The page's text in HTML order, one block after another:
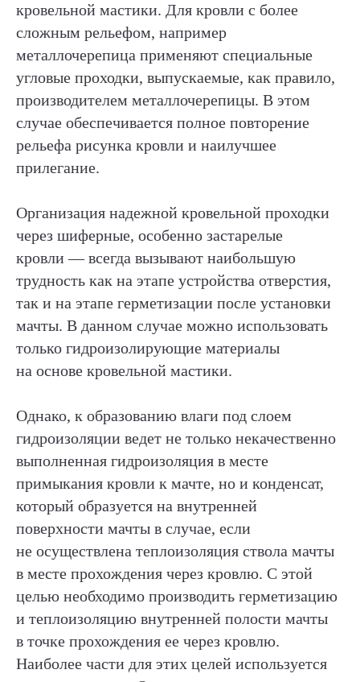
кровельной мастики. Для кровли с более
сложным рельефом, например
металлочерепица применяют специальные
угловые проходки, выпускаемые, как правило,
производителем металлочерепицы. В этом
случае обеспечивается полное повторение
рельефа рисунка кровли и наилучшее
прилегание.
Организация надежной кровельной проходки
через шиферные, особенно застарелые
кровли — всегда вызывают наибольшую
трудность как на этапе устройства отверстия,
так и на этапе герметизации после установки
мачты. В данном случае можно использовать
только гидроизолирующие материалы
на основе кровельной мастики.
Однако, к образованию влаги под слоем
гидроизоляции ведет не только некачественно
выполненная гидроизоляция в месте
примыкания кровли к мачте, но и конденсат,
который образуется на внутренней
поверхности мачты в случае, если
не осуществлена теплоизоляция ствола мачты
в месте прохождения через кровлю. С этой
целью необходимо производить герметизацию
и теплоизоляцию внутренней полости мачты
в точке прохождения ее через кровлю.
Наиболее части для этих целей используется
Разработано Noweekend.studio
© 2014-2025 Infostrata
Заметки
Авторы
+7 (812) 909-72-00
ooo@infostrata.ru
192029, Санкт-Петербург,
ул. Бабушкина, д. 3, литера А,
Самая полная база знаний
в области систем оповещения
населения в России